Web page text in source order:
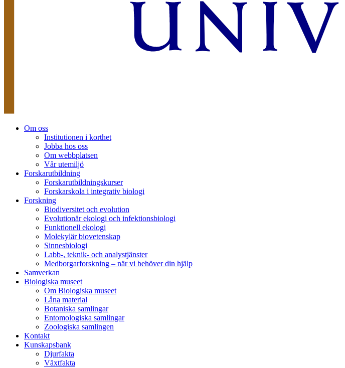
Om oss
Institutionen i korthet
Jobba hos oss
Om webbplatsen
Vår utemiljö
Forskarutbildning
Forskarutbildningskurser
Forskarskola i integrativ biologi
Forskning
Biodiversitet och evolution
Evolutionär ekologi och infektionsbiologi
Funktionell ekologi
Molekylär biovetenskap
Sinnesbiologi
Labb-, teknik- och analystjänster
Medborgarforskning – när vi behöver din hjälp
Samverkan
Biologiska museet
Om Biologiska museet
Låna material
Botaniska samlingar
Entomologiska samlingar
Zoologiska samlingen
Kontakt
Kunskapsbank
Djurfakta
Växtfakta